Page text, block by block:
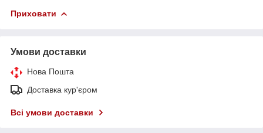
Приховати
Умови доставки
Нова Пошта
Доставка кур'єром
Всі умови доставки